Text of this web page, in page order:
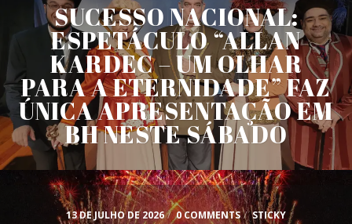
SUCESSO NACIONAL:
ESPETÁCULO “ALLAN
KARDEC – UM OLHAR
PARA A ETERNIDADE” FAZ
ÚNICA APRESENTAÇÃO EM
BH NESTE SÁBADO
13 DE JULHO DE 2026 / 0 COMMENTS / STICKY